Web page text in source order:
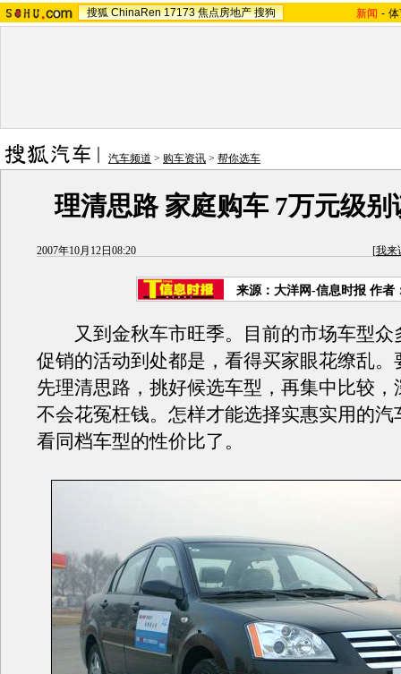
搜狐 ChinaRen 17173 焦点房地产 搜狗 新闻 -
汽车频道 > 购车资讯 > 帮你选车
理清思路 家庭购车 7万元级别
2007年10月12日08:20 [我来
来源：大洋网-信息时报 作者
又到金秋车市旺季。目前的市场车型众
促销的活动到处都是，看得买家眼花缭乱。
先理清思路，挑好候选车型，再集中比较，
不会花冤枉钱。怎样才能选择实惠实用的汽
看同档车型的性价比了。